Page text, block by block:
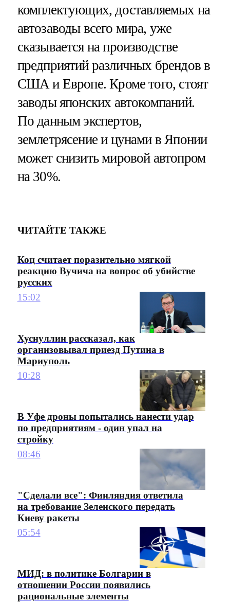
комплектующих, доставляемых на
автозаводы всего мира, уже
сказывается на производстве
предприятий различных брендов в
США и Европе. Кроме того, стоят
заводы японских автокомпаний.
По данным экспертов,
землетрясение и цунами в Японии
может снизить мировой автопром
на 30%.
ЧИТАЙТЕ ТАКЖЕ
Коц считает поразительно мягкой
реакцию Вучича на вопрос об убийстве
русских
15:02
Хуснуллин рассказал, как
организовывал приезд Путина в
Мариуполь
10:28
В Уфе дроны попытались нанести удар
по предприятиям - один упал на
стройку
08:46
"Сделали все": Финляндия ответила
на требование Зеленского передать
Киеву ракеты
05:54
МИД: в политике Болгарии в
отношении России появились
рациональные элементы